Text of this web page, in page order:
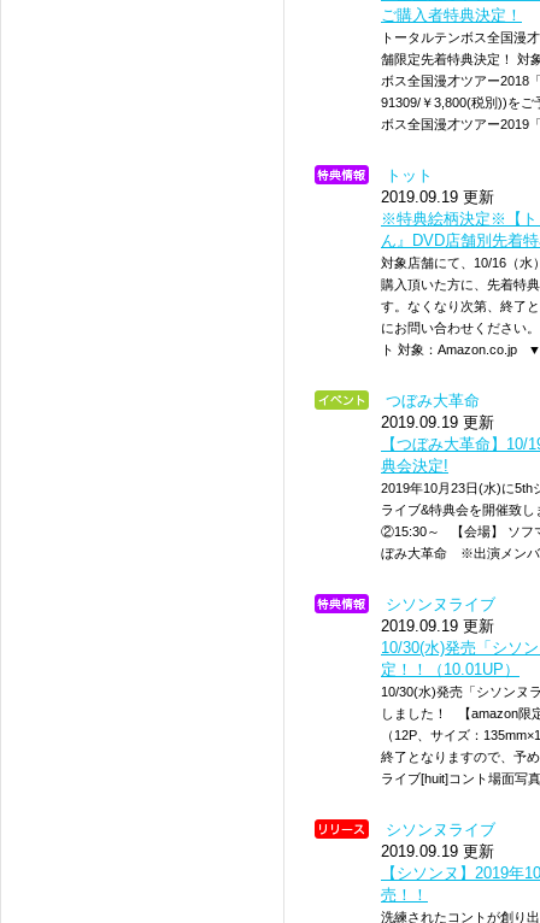
ご購入者特典決定！
トータルテンボス全国漫
舗限定先着特典決定！ 対
ボス全国漫才ツアー2018
91309/￥3,800(税別))をご
ボス全国漫才ツアー2019
トット
2019.09.19 更新
※特典絵柄決定※【ト
ん』DVD店舗別先着
対象店舗にて、10/16（水
購入頂いた方に、先着特
す。なくなり次第、終了
にお問い合わせください
ト 対象：Amazon.co.jp
つぼみ大革命
2019.09.19 更新
【つぼみ大革命】
典会決定!
2019年10月23日(水)に5th
ライブ&特典会を開催致
②15:30～ 【会場】 ソフ
ぼみ大革命 ※出演メンバ
シソンヌライブ
2019.09.19 更新
10/30(水)発売「シソ
定！！（10.01UP）
10/30(水)発売「シソンヌ
しました！ 【amazon限
（12P、サイズ：
終了となりますので、予
ライブ[huit]コント場面写
シソンヌライブ
2019.09.19 更新
【シソンヌ】2019年
売！！
洗練されたコントが創り